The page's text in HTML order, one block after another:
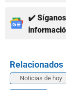
✔️ Síganos
Relacionados
Noticias de hoy